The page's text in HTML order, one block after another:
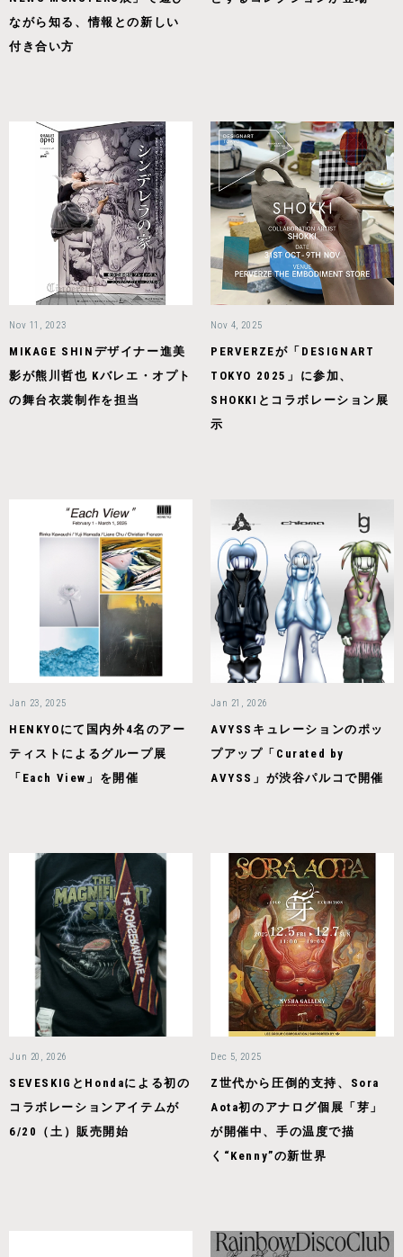
ながら知る、情報との新しい
付き合い方
Nov 11, 2023
MIKAGE SHINデザイナー進美
影が熊川哲也 Kバレエ・オプト
の舞台衣裳制作を担当
Nov 4, 2025
PERVERZEが「DESIGNART
TOKYO 2025」に参加、
SHOKKIとコラボレーション展
示
Jan 23, 2025
HENKYOにて国内外4名のアー
ティストによるグループ展
「Each View」を開催
Jan 21, 2026
AVYSSキュレーションのポッ
プアップ「Curated by
AVYSS」が渋谷パルコで開催
Jun 20, 2026
SEVESKIGとHondaによる初の
コラボレーションアイテムが
6/20（土）販売開始
Dec 5, 2025
Z世代から圧倒的支持、Sora
Aota初のアナログ個展「芽」
が開催中、手の温度で描
く“Kenny”の新世界